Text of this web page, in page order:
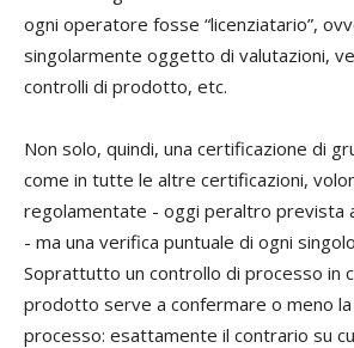
ogni operatore fosse “licenziatario”,
singolarmente oggetto di valutazioni,
controlli di prodotto, etc.
Non solo, quindi, una certificazione di
come in tutte le altre certificazioni,
regolamentate - oggi peraltro prevista
- ma una verifica puntuale di ogni
Soprattutto un controllo di processo in
prodotto serve a confermare o meno la
processo: esattamente il contrario su